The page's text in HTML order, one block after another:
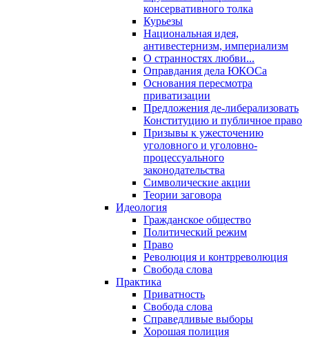
консервативного толка
Курьезы
Национальная идея,
антивестернизм, империализм
О странностях любви...
Оправдания дела ЮКОСа
Основания пересмотра
приватизации
Предложения де-либерализовать
Конституцию и публичное право
Призывы к ужесточению
уголовного и уголовно-
процессуального
законодательства
Символические акции
Теории заговора
Идеология
Гражданское общество
Политический режим
Право
Революция и контрреволюция
Свобода слова
Практика
Приватность
Свобода слова
Справедливые выборы
Хорошая полиция